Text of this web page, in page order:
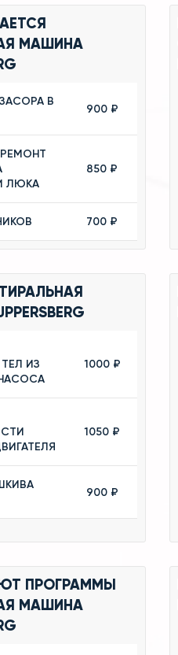
МАШИНА
В
900 ₽
ЛЮКА
850 ₽
700 ₽
ИЗ
1000 ₽
1050 ₽
900 ₽
ПРОГРАММЫ
МАШИНА